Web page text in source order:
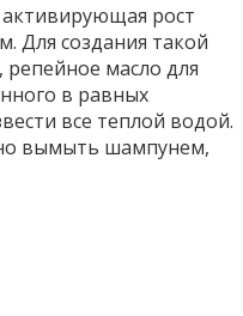
рост
Для создания такой
репейное масло для
в равных
все теплой водой.
вымыть шампунем,